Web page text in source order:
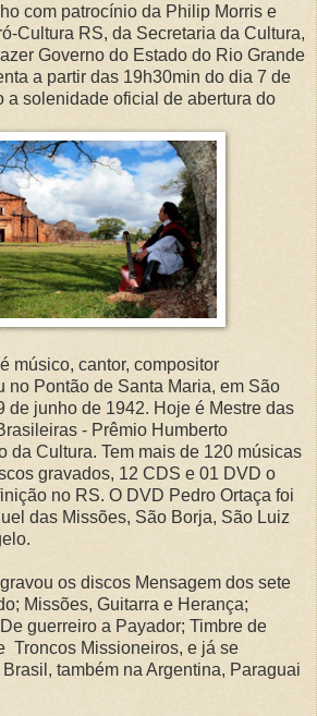
com patrocínio da Philip Morris e
Cultura RS, da Secretaria da Cultura,
Governo do Estado do Rio Grande
a partir das 19h30min do dia 7 de
a solenidade oficial de abertura do
cantor, compositor
no Pontão de Santa Maria, em São
de junho de 1942. Hoje é Mestre das
- Prêmio Humberto
da Cultura. Tem mais de 120 músicas
gravados, 12 CDS e 01 DVD o
no RS. O DVD Pedro Ortaça foi
das Missões, São Borja, São Luiz
os discos Mensagem dos sete
Missões, Guitarra e Herança;
guerreiro a Payador; Timbre de
Troncos Missioneiros, e já se
também na Argentina, Paraguai